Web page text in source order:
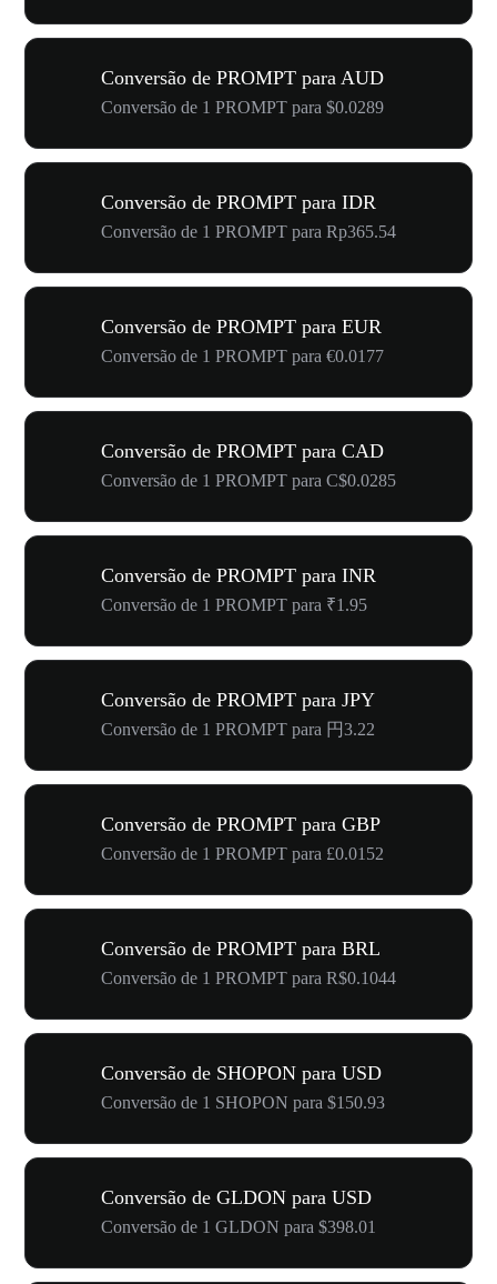
Conversão de PROMPT para AUD
Conversão de 1 PROMPT para $0.0289
Conversão de PROMPT para IDR
Conversão de 1 PROMPT para Rp365.54
Conversão de PROMPT para EUR
Conversão de 1 PROMPT para €0.0177
Conversão de PROMPT para CAD
Conversão de 1 PROMPT para C$0.0285
Conversão de PROMPT para INR
Conversão de 1 PROMPT para ₹1.95
Conversão de PROMPT para JPY
Conversão de 1 PROMPT para 円3.22
Conversão de PROMPT para GBP
Conversão de 1 PROMPT para £0.0152
Conversão de PROMPT para BRL
Conversão de 1 PROMPT para R$0.1044
Conversão de SHOPON para USD
Conversão de 1 SHOPON para $150.93
Conversão de GLDON para USD
Conversão de 1 GLDON para $398.01